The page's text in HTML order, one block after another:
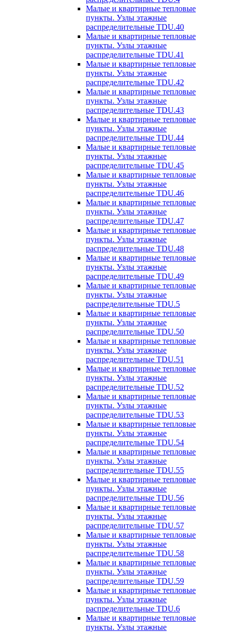
Малые и квартирные тепловые
пункты. Узлы этажные
распределительные TDU.40
Малые и квартирные тепловые
пункты. Узлы этажные
распределительные TDU.41
Малые и квартирные тепловые
пункты. Узлы этажные
распределительные TDU.42
Малые и квартирные тепловые
пункты. Узлы этажные
распределительные TDU.43
Малые и квартирные тепловые
пункты. Узлы этажные
распределительные TDU.44
Малые и квартирные тепловые
пункты. Узлы этажные
распределительные TDU.45
Малые и квартирные тепловые
пункты. Узлы этажные
распределительные TDU.46
Малые и квартирные тепловые
пункты. Узлы этажные
распределительные TDU.47
Малые и квартирные тепловые
пункты. Узлы этажные
распределительные TDU.48
Малые и квартирные тепловые
пункты. Узлы этажные
распределительные TDU.49
Малые и квартирные тепловые
пункты. Узлы этажные
распределительные TDU.5
Малые и квартирные тепловые
пункты. Узлы этажные
распределительные TDU.50
Малые и квартирные тепловые
пункты. Узлы этажные
распределительные TDU.51
Малые и квартирные тепловые
пункты. Узлы этажные
распределительные TDU.52
Малые и квартирные тепловые
пункты. Узлы этажные
распределительные TDU.53
Малые и квартирные тепловые
пункты. Узлы этажные
распределительные TDU.54
Малые и квартирные тепловые
пункты. Узлы этажные
распределительные TDU.55
Малые и квартирные тепловые
пункты. Узлы этажные
распределительные TDU.56
Малые и квартирные тепловые
пункты. Узлы этажные
распределительные TDU.57
Малые и квартирные тепловые
пункты. Узлы этажные
распределительные TDU.58
Малые и квартирные тепловые
пункты. Узлы этажные
распределительные TDU.59
Малые и квартирные тепловые
пункты. Узлы этажные
распределительные TDU.6
Малые и квартирные тепловые
пункты. Узлы этажные